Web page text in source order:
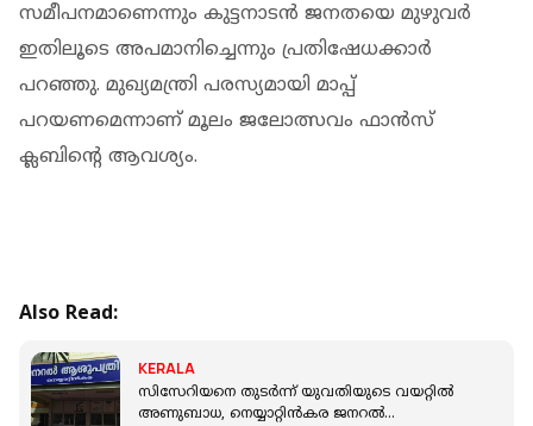
സമീപനമാണെന്നും കുട്ടനാടന്‍ ജനതയെ മുഴുവര്‍
ഇതിലൂടെ അപമാനിച്ചെന്നും പ്രതിഷേധക്കാര്‍
പറഞ്ഞു. മുഖ്യമന്ത്രി പരസ്യമായി മാപ്പ്
പറയണമെന്നാണ് മൂലം ജലോത്സവം ഫാന്‍സ്
ക്ലബിന്റെ ആവശ്യം.
Also Read:
KERALA
സിസേറിയനെ തുടർന്ന് യുവതിയുടെ വയറ്റില്‍
അണുബാധ, നെയ്യാറ്റിന്‍കര ജനറല്‍